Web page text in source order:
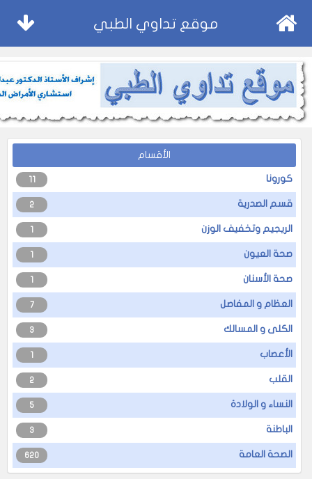
موقع تداوي الطبي
الأقسام
كورونا 11
قسم الصدرية 2
الريجيم وتخفيف الوزن 1
صحة العيون 1
صحة الأسنان 1
العظام و المفاصل 7
الكلى و المسالك 3
الأعصاب 1
القلب 2
النساء و الولادة 5
الباطنة 3
الصحة العامة 620